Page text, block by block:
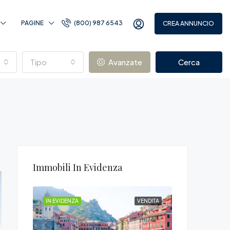
PAGINE (800) 987 6543 CREA ANNUNCIO
Tipo Avanzate Cerca
Immobili In Evidenza
VENDITA
IN EVIDENZA